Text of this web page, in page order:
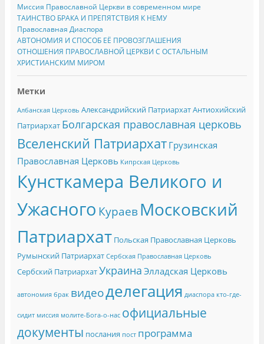
Миссия Православной Церкви в современном мире
ТАИНСТВО БРАКА И ПРЕПЯТСТВИЯ К НЕМУ
Православная Диаспора
АВТОНОМИЯ И СПОСОБ ЕЁ ПРОВОЗГЛАШЕНИЯ
ОТНОШЕНИЯ ПРАВОСЛАВНОЙ ЦЕРКВИ С ОСТАЛЬНЫМ
ХРИСТИАНСКИМ МИРОМ
Метки
Албанская Церковь Александрийский ПатриархатАнтиохийский
Патриархат Болгарская православная церковь
Вселенский Патриархат Грузинская
Православная Церковь Кипрская Церковь
Кунсткамера Великого и
Ужасного Кураев Московский
Патриархат Польская Православная Церковь
Румынский Патриархат Сербская Православная Церковь
Сербский ПатриархатУкраина Элладская Церковь
автономия брак видеоделегация диаспора кто-где-
сидит миссия молите-Бога-о-нас официальные
документы послания пост программа